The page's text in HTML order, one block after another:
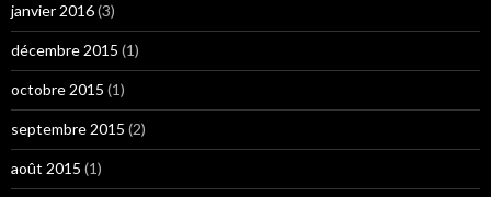
janvier 2016(3)
décembre 2015 (1)
octobre 2015 (1)
septembre 2015 (2)
août 2015 (1)